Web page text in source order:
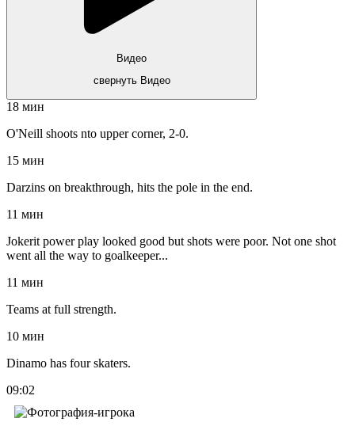
Видео
свернуть Видео
18 мин
O'Neill shoots nto upper corner, 2-0.
15 мин
Darzins on breakthrough, hits the pole in the end.
11 мин
Jokerit power play looked good but shots were poor. Not one shot
went all the way to goalkeeper...
11 мин
Teams at full strength.
10 мин
Dinamo has four skaters.
09:02